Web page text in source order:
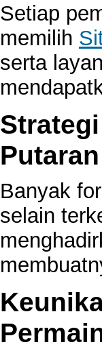
Setiap
memilih
serta
Banyak
selain